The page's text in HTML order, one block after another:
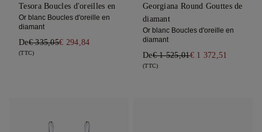
Tesora Boucles d'oreilles en
Or blanc Boucles d'oreille en
diamant
De€ 335,05€ 294,84
(TTC)
Georgiana Round Gouttes de
diamant
Or blanc Boucles d'oreille en
diamant
De€ 1 525,01€ 1 372,51
(TTC)